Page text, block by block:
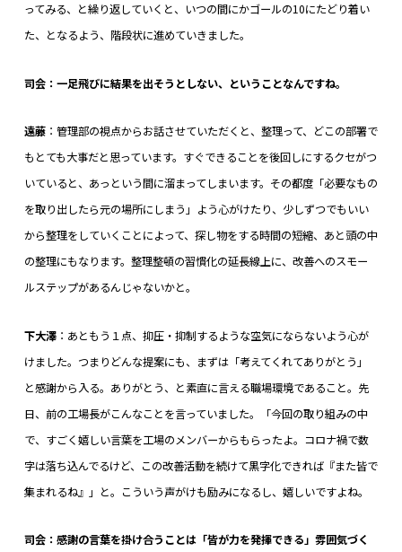
ってみる、と繰り返していくと、いつの間にかゴールの10にたどり着い
た、となるよう、階段状に進めていきました。
司会：一足飛びに結果を出そうとしない、ということなんですね。
遠藤：管理部の視点からお話させていただくと、整理って、どこの部署で
もとても大事だと思っています。すぐできることを後回しにするクセがつ
いていると、あっという間に溜まってしまいます。その都度「必要なもの
を取り出したら元の場所にしまう」よう心がけたり、少しずつでもいい
から整理をしていくことによって、探し物をする時間の短縮、あと頭の中
の整理にもなります。整理整頓の習慣化の延長線上に、改善へのスモー
ルステップがあるんじゃないかと。
下大澤：あともう１点、抑圧・抑制するような空気にならないよう心が
けました。つまりどんな提案にも、まずは「考えてくれてありがとう」
と感謝から入る。ありがとう、と素直に言える職場環境であること。先
日、前の工場長がこんなことを言っていました。「今回の取り組みの中
で、すごく嬉しい言葉を工場のメンバーからもらったよ。コロナ禍で数
字は落ち込んでるけど、この改善活動を続けて黒字化できれば『また皆で
集まれるね』」と。こういう声がけも励みになるし、嬉しいですよね。
司会：感謝の言葉を掛け合うことは「皆が力を発揮できる」雰囲気づく